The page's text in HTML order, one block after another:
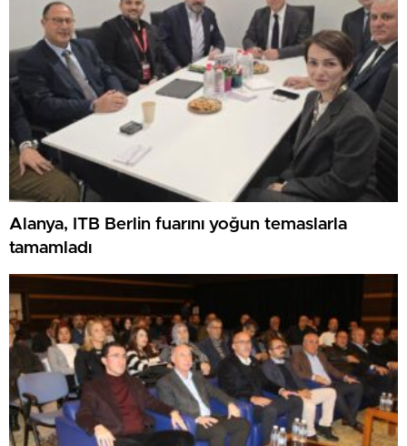
Alanya, ITB Berlin fuarını yoğun temaslarla
tamamladı